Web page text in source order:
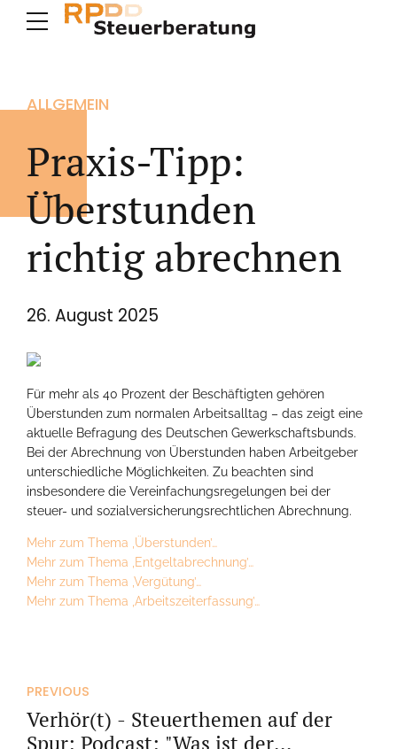
ALLGEMEIN
Praxis-Tipp:
Überstunden
richtig abrechnen
26. August 2025
Für mehr als 40 Prozent der Beschäftigten gehören
Überstunden zum normalen Arbeitsalltag – das zeigt eine
aktuelle Befragung des Deutschen Gewerkschaftsbunds.
Bei der Abrechnung von Überstunden haben Arbeitgeber
unterschiedliche Möglichkeiten. Zu beachten sind
insbesondere die Vereinfachungsregelungen bei der
steuer- und sozialversicherungsrechtlichen Abrechnung.
Mehr zum Thema ‚Überstunden’…
Mehr zum Thema ‚Entgeltabrechnung’…
Mehr zum Thema ‚Vergütung’…
Mehr zum Thema ‚Arbeitszeiterfassung’…
PREVIOUS
Verhör(t) - Steuerthemen auf der
Spur: Podcast: "Was ist der